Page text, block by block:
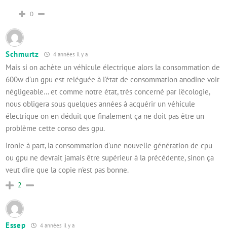
0
Schmurtz 4 années il y a
Mais si on achète un véhicule électrique alors la consommation de
600w d’un gpu est reléguée à l’état de consommation anodine voir
négligeable… et comme notre état, très concerné par l’écologie,
nous obligera sous quelques années à acquérir un véhicule
électrique on en déduit que finalement ça ne doit pas être un
problème cette conso des gpu.
Ironie à part, la consommation d’une nouvelle génération de cpu
ou gpu ne devrait jamais être supérieur à la précédente, sinon ça
veut dire que la copie n’est pas bonne.
2
Essep 4 années il y a